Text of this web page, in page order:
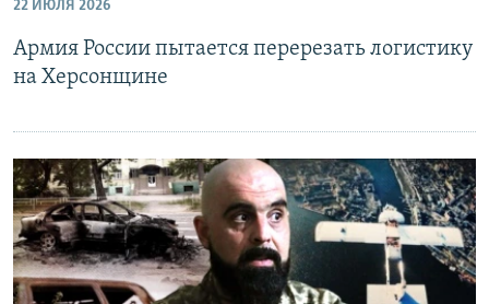
22 ИЮЛЯ 2026
Армия России пытается перерезать логистику
на Херсонщине